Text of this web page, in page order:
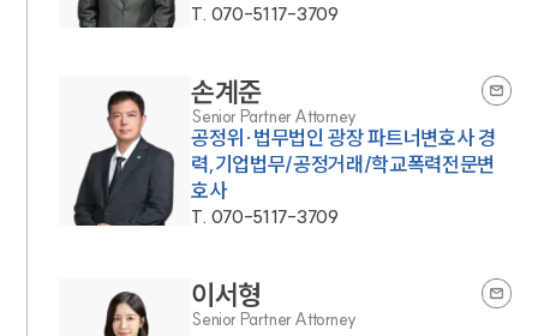
T. 070-5117-3709
손계준
Senior Partner Attorney
공정위·법무법인 광장 파트너변호사 경
력,기업법무/공정거래/학교폭력전문변
호사
T. 070-5117-3709
이서형
Senior Partner Attorney